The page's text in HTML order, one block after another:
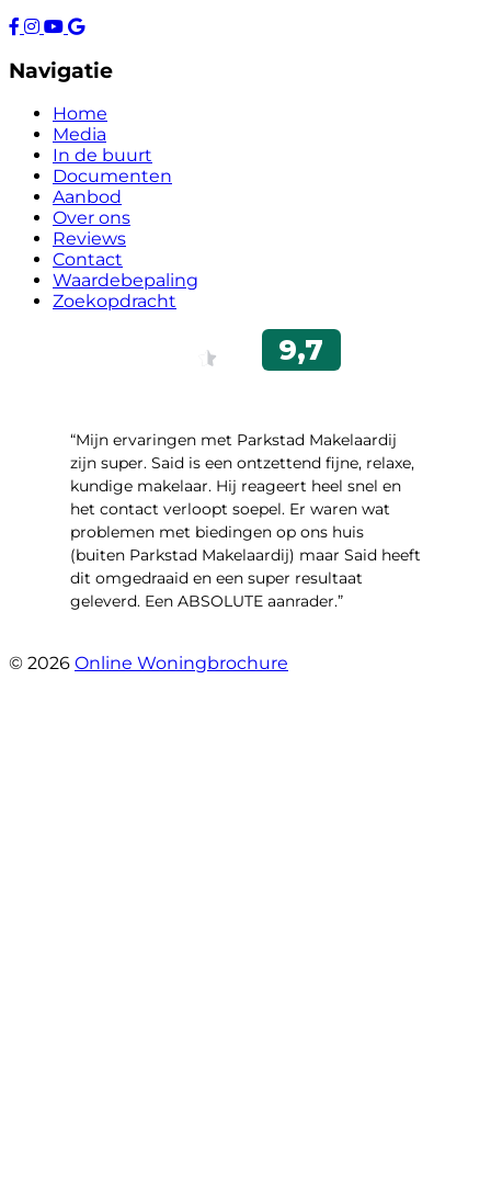
Navigatie
Home
Media
In de buurt
Documenten
Aanbod
Over ons
Reviews
Contact
Waardebepaling
Zoekopdracht
“Mijn ervaringen met Parkstad Makelaardij
zijn super. Said is een ontzettend fijne, relaxe,
kundige makelaar. Hij reageert heel snel en
het contact verloopt soepel. Er waren wat
problemen met biedingen op ons huis
(buiten Parkstad Makelaardij) maar Said heeft
dit omgedraaid en een super resultaat
geleverd. Een ABSOLUTE aanrader.”
© 2026 Online Woningbrochure